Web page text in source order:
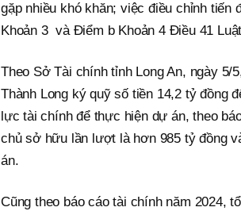
gặp nhiều khó khăn; việc điều chỉnh
Khoản 3 và Điểm b Khoản 4 Điều 41
Theo Sở Tài chính tỉnh Long An, ngày 5/
Thành Long ký quỹ số tiền 14,2 tỷ đồng
lực tài chính để thực hiện dự án, theo
chủ sở hữu lần lượt là hơn 985 tỷ đồng
án.
Cũng theo báo cáo tài chính năm 2024,